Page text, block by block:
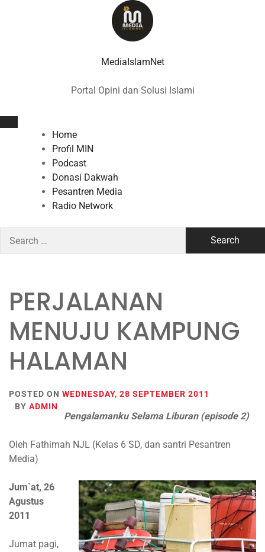
MediaIslamNet
Portal Opini dan Solusi Islami
Home
Profil MIN
Podcast
Donasi Dakwah
Pesantren Media
Radio Network
for:
PERJALANAN
MENUJU KAMPUNG
HALAMAN
POSTED ON WEDNESDAY, 28 SEPTEMBER 2011
BY ADMIN
Pengalamanku Selama Liburan (episode 2)
Oleh Fathimah NJL (Kelas 6 SD, dan santri Pesantren
Media)
Jum`at, 26
Agustus
2011
Jumat pagi,